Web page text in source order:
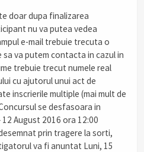
doar dupa finalizarea
nu va putea vedea
e-mail trebuie trecuta o
sa va putem contacta in cazul in
trebuie trecut numele real
cu ajutorul unui act de
inscrierile multiple (mai mult de
se desfasoara in
August 2016 ora 12:00
prin tragere la sorti,
va fi anuntat Luni, 15